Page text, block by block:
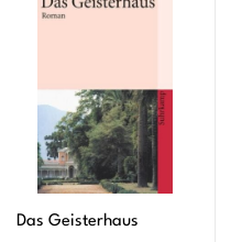
Das Geisterhaus